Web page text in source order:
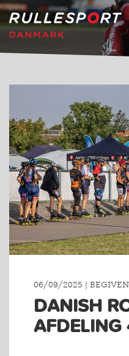
06/09/2025 |
DANISH
AFDELING